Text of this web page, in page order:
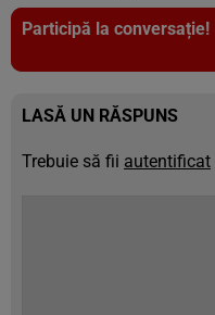
Participă la conversație!
LASĂ UN RĂSPUNS
Trebuie să fii autentificat